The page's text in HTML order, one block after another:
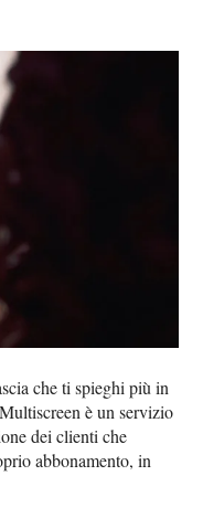
che ti spieghi più in
è un servizio
dei clienti che
abbonamento, in